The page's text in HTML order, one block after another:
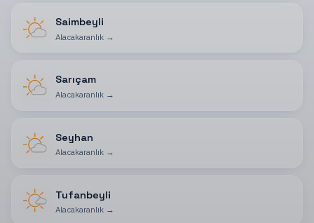
Saimbeyli
Alacakaranlık→
Sarıçam
Alacakaranlık→
Seyhan
Alacakaranlık→
Tufanbeyli
Alacakaranlık→